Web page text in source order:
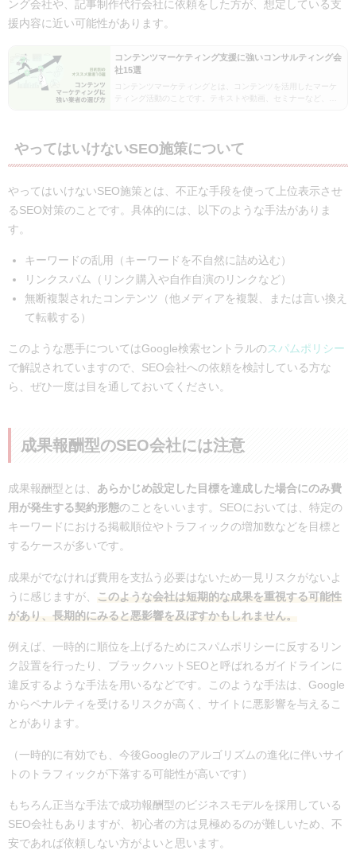
ング会社や、記事制作代行会社に依頼をした方が、想定している支
援内容に近い可能性があります。
コンテンツマーケティング支援に強いコンサルティング会
社15選
コンテンツマーケティングとは、コンテンツを活用したマーケ
ティング活動のことです。テキストや動画、セミナーなど、広
やってはいけないSEO施策について
やってはいけないSEO施策とは、不正な手段を使って上位表示させ
るSEO対策のことです。具体的には、以下のような手法がありま
す。
キーワードの乱用（キーワードを不自然に詰め込む）
リンクスパム（リンク購入や自作自演のリンクなど）
無断複製されたコンテンツ（他メディアを複製、または言い換え
て転載する）
このような悪手についてはGoogle検索セントラルのスパムポリシー
で解説されていますので、SEO会社への依頼を検討している方な
ら、ぜひ一度は目を通しておいてください。
成果報酬型のSEO会社には注意
成果報酬型とは、 あらかじめ設定した目標を達成した場合にのみ費
用が発生する契約形態のことをいいます。SEOにおいては、特定の
キーワードにおける掲載順位やトラフィックの増加数などを目標と
するケースが多いです。
成果がでなければ費用を支払う必要はないため一見リスクがないよ
うに感じますが、 このような会社は短期的な成果を重視する可能性
があり、長期的にみると悪影響を及ぼすかもしれません。
例えば、一時的に順位を上げるためにスパムポリシーに反するリン
ク設置を行ったり、ブラックハットSEOと呼ばれるガイドラインに
違反するような手法を用いるなどです。このような手法は、Google
からペナルティを受けるリスクが高く、サイトに悪影響を与えるこ
とがあります。
（一時的に有効でも、今後Googleのアルゴリズムの進化に伴いサイ
トのトラフィックが下落する可能性が高いです）
もちろん正当な手法で成功報酬型のビジネスモデルを採用している
SEO会社もありますが、初心者の方は見極めるのが難しいため、不
安であれば依頼しない方がよいと思います。